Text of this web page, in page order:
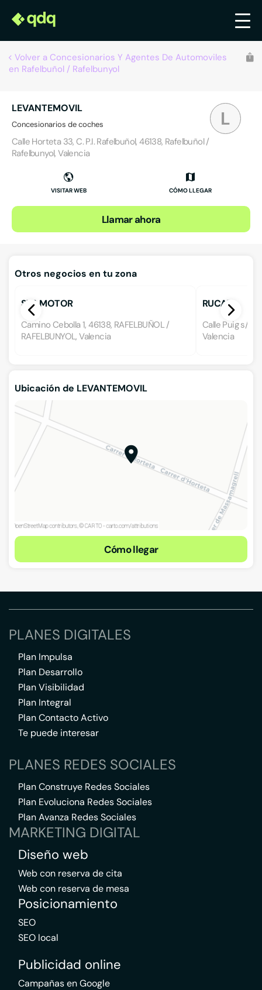
Volver a Concesionarios Y Agentes De Automoviles
en Rafelbuñol / Rafelbunyol
L
LEVANTEMOVIL
Concesionarios de coches
Calle Horteta 33, C. P.I. Rafelbuñol, 46138, Rafelbuñol /
Rafelbunyol, Valencia
VISITAR WEB CÓMO LLEGAR
Llamar ahora
Otros negocios en tu zona
SYA MOTOR
Camino Cebolla 1, 46138, RAFELBUÑOL /
RAFELBUNYOL, Valencia
RUCAR
Calle Puig s/n,
Valencia
Ubicación de LEVANTEMOVIL
Cómo llegar
PLANES DIGITALES
Plan Impulsa
Plan Desarrollo
Plan Visibilidad
Plan Integral
Plan Contacto Activo
Te puede interesar
PLANES REDES SOCIALES
Plan Construye Redes Sociales
Plan Evoluciona Redes Sociales
Plan Avanza Redes Sociales
MARKETING DIGITAL
Diseño web
Web con reserva de cita
Web con reserva de mesa
Posicionamiento
SEO
SEO local
Publicidad online
Campañas en Google